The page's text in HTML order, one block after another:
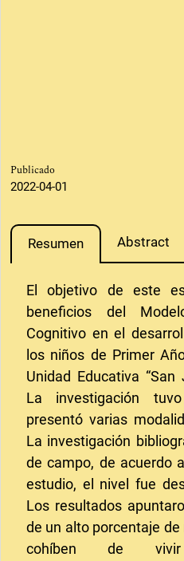
Publicado
2022-04-01
Resumen Abstract
El objetivo de este
beneficios del
Cognitivo en el
los niños de Primer
Unidad Educativa “San
La investigación
presentó varias
La investigación
de campo, de acuerdo
estudio, el nivel fue
Los resultados
de un alto porcentaje
cohíben de